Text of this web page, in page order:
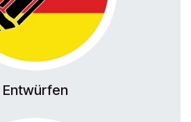
Entwürfen